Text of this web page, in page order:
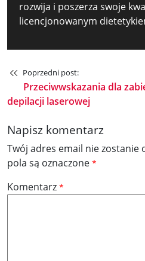
rozwija i poszerza swoje
licencjonowanym
Poprzedni post:
Przeciwwskazania dla
depilacji laserowej
Napisz komentarz
Twój adres email nie zostanie
pola są oznaczone *
Komentarz *